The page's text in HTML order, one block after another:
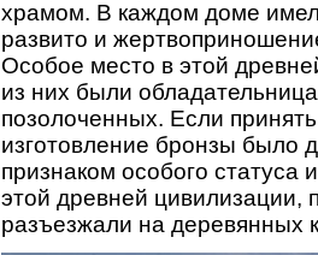
храмом. В каждом доме
развито и
Особое место в этой
из них были
позолоченных. Если
изготовление бронзы было
признаком особого статуса
этой древней цивилизации,
разъезжали на деревянных